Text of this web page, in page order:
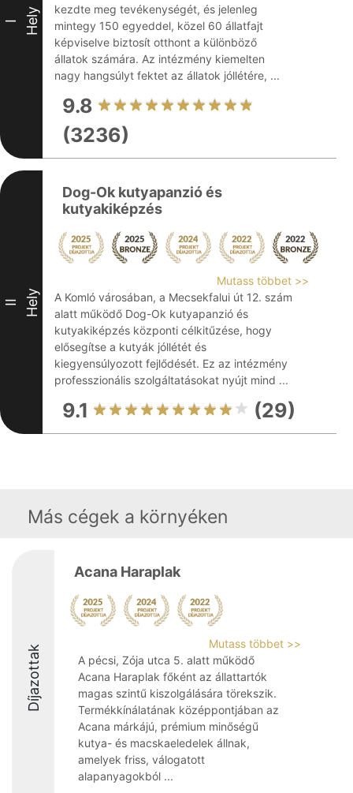
I Hely
kezdte meg tevékenységét, és jelenleg
mintegy 150 egyeddel, közel 60 állatfajt
képviselve biztosít otthont a különböző
állatok számára. Az intézmény kiemelten
nagy hangsúlyt fektet az állatok jóllétére, ...
9.8
(3236)
II Hely
Dog-Ok kutyapanzió és
kutyakiképzés
Mutass többet >>
A Komló városában, a Mecsekfalui út 12. szám
alatt működő Dog-Ok kutyapanzió és
kutyakiképzés központi célkitűzése, hogy
elősegítse a kutyák jóllétét és
kiegyensúlyozott fejlődését. Ez az intézmény
professzionális szolgáltatásokat nyújt mind ...
9.1 (29)
Más cégek a környéken
Díjazottak
Acana Haraplak
Mutass többet >>
A pécsi, Zója utca 5. alatt működő
Acana Haraplak főként az állattartók
magas szintű kiszolgálására törekszik.
Termékkínálatának középpontjában az
Acana márkájú, prémium minőségű
kutya- és macskaeledelek állnak,
amelyek friss, válogatott
alapanyagokból ...